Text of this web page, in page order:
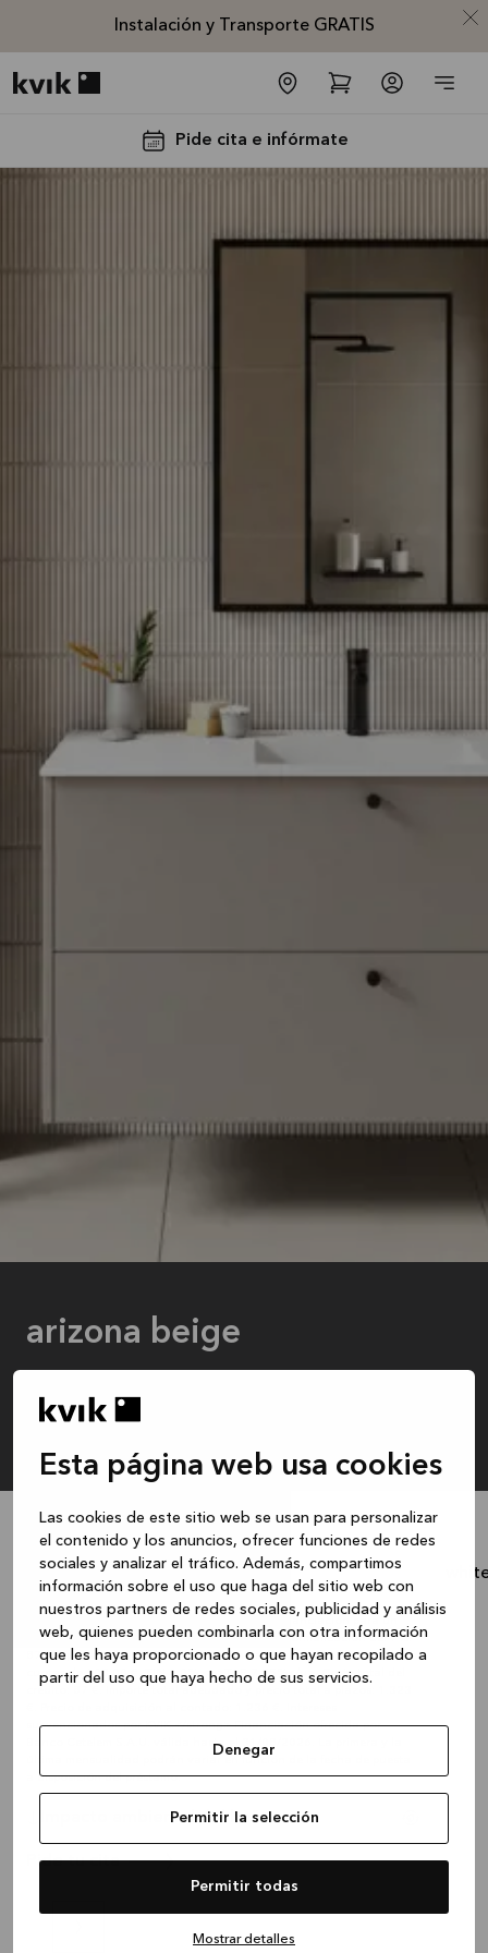
Esta página web usa cookies
Las cookies de este sitio web se usan para personalizar
el contenido y los anuncios, ofrecer funciones de redes
sociales y analizar el tráfico. Además, compartimos
información sobre el uso que haga del sitio web con
nuestros partners de redes sociales, publicidad y análisis
web, quienes pueden combinarla con otra información
que les haya proporcionado o que hayan recopilado a
partir del uso que haya hecho de sus servicios.
Denegar
Permitir la selección
Permitir todas
Mostrar detalles
Instalación y Transporte GRATIS
Pide cita e infórmate
Instalación
arizona beige
rincón, el espejo, el grifo, la decoración, el montaje, la entrega ni la instalación.
BORDO black
Desde / mes
Precio:1.236 €
Importe mínimo: 288 €. <strong>Ejemplo de financiación para un
importe de 1.236 € en 12 meses. Comisión de formalización del 7%:
87 € a pagar en la primera cuota. Primera cuota de 190,00 €. 11
cuotas de 103,00 €. TIN 0,0% <u>TAE 7,25%</u>. Coste total del
subvencionados por KVIK.</strong> Financiación ofrecida por
Banco Cetelem S.A.U. válida hasta el 31/08/2026. La primera y la
última mensualidad podrán variar en función de la fecha de puesta
a disposición del préstamo.
Impacto ambiental del baño
Pide tu cita